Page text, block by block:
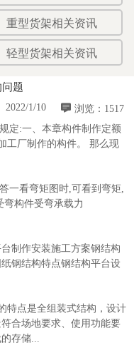
重型货架相关资讯
轻型货架相关资讯
题
 浏览：1517
2022/1/10
定:一、本章构件制作定额
工厂制作的构件。 那么现
一看弯矩图时,可看到弯矩,
弯构件受弯承载力
制作安装施工方案钢结构
钢结构特点钢结构平台设
特点是全组装式结构，设计
合场地要求、使用功能要
存储...